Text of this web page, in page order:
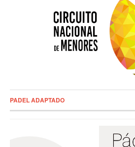
PADEL ADAPTADO